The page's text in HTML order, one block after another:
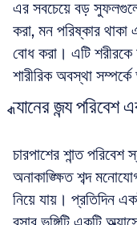
এর সবচেয়ে বড়
করা, মন পরিষ্কার
বোধ করা। এটি
শারীরিক অবস্থা
ধ্যানের জন্য
চারপাশের শান্ত পরিবেশ
অনাকাঙ্ক্ষিত শব্দ
নিয়ে যায়। প্রতিদিন